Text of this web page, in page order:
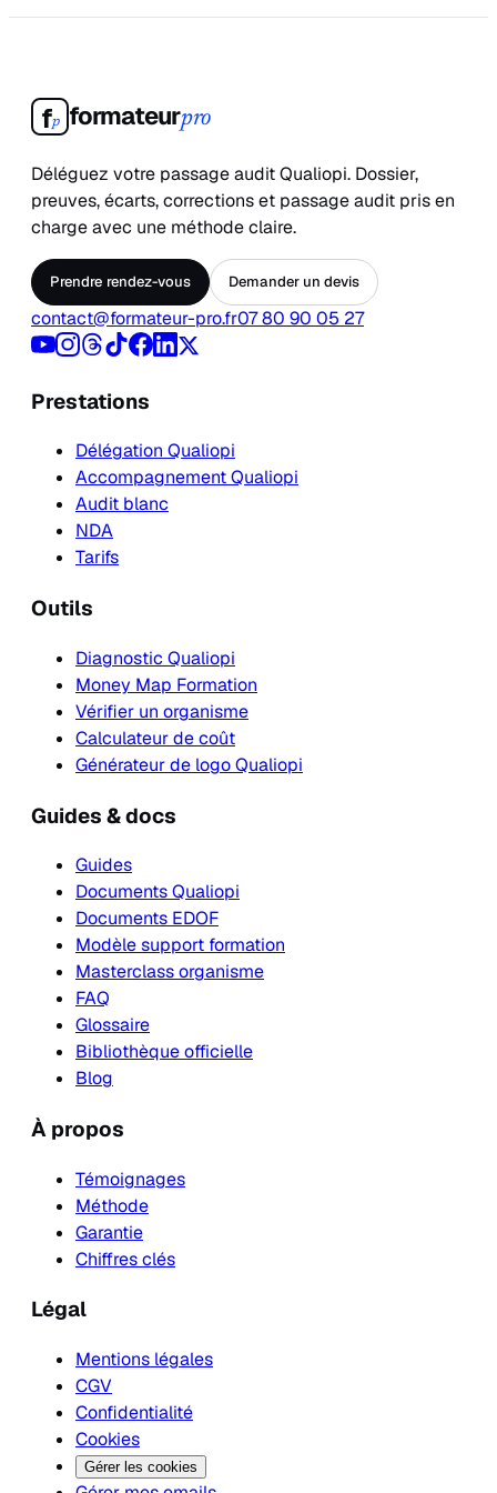
fp formateurpro
Déléguez votre passage audit Qualiopi. Dossier,
preuves, écarts, corrections et passage audit pris en
charge avec une méthode claire.
Prendre rendez-vous Demander un devis
contact@formateur-pro.fr07 80 90 05 27
Prestations
Délégation Qualiopi
Accompagnement Qualiopi
Audit blanc
NDA
Tarifs
Outils
Diagnostic Qualiopi
Money Map Formation
Vérifier un organisme
Calculateur de coût
Générateur de logo Qualiopi
Guides & docs
Guides
Documents Qualiopi
Documents EDOF
Modèle support formation
Masterclass organisme
FAQ
Glossaire
Bibliothèque officielle
Blog
À propos
Témoignages
Méthode
Garantie
Chiffres clés
Légal
Mentions légales
CGV
Confidentialité
Cookies
Gérer les cookies